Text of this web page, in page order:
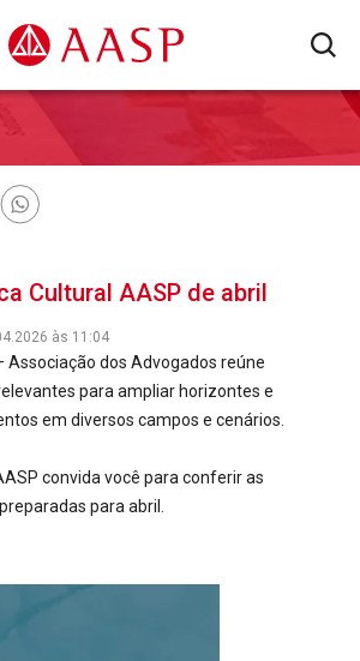
Cultural AASP de abril
às 11:04
Associação dos Advogados reúne
para ampliar horizontes e
em diversos campos e cenários.
convida você para conferir as
para abril.